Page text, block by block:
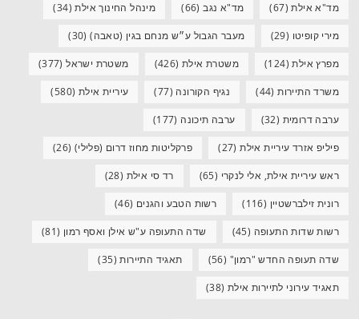
מד"א אילת(67) מד"א נגב(66) מינהל החינוך אילת(34)
מירי קופיטו (29) מעבר הגבול ע״ש מנחם בגין (טאבה)(30)
מפרץ אילת(124) משטרת אילת (426) משטרת ישראל(377)
משרד התיירות(44) נגיף הקורונה (77) עיריית אילת (580)
ערבה דרומית (32) ערבה תיכונה (177)
פיליפ אזרד עיריית אילת(27) פרקליטות מחוז דרום (פלילי) (26)
ראש עיריית אילת, אלי לנקרי (65) רד סי אילת (28)
רונית זילברשטיין (116) רשות הטבע והגנים (46)
רשות שדות התעופה (45) שדה התעופה ע"ש אילן ואסף רמון (81)
שדה תעופה החדש "רמון" (56) תאגיד התיירות(35)
תאגיד עירוני לתיירות אילת (38)